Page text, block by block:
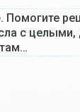
р
. Помогите
с